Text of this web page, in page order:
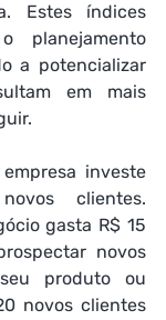
Estes índices
planejamento
a potencializar
em mais
investe
clientes.
gasta R$ 15
novos
produto ou
novos clientes